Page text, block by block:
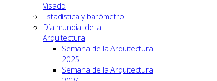
Visado
Estadística y barómetro
Día mundial de la
Arquitectura
Semana de la Arquitectura
2025
Semana de la Arquitectura